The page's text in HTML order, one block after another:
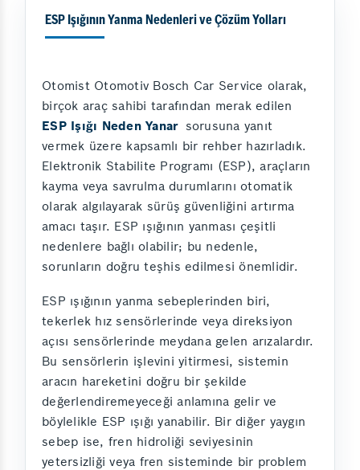
ESP Işığının Yanma Nedenleri ve Çözüm Yolları
Otomist Otomotiv Bosch Car Service olarak,
birçok araç sahibi tarafından merak edilen
ESP Işığı Neden Yanar sorusuna yanıt
vermek üzere kapsamlı bir rehber hazırladık.
Elektronik Stabilite Programı (ESP), araçların
kayma veya savrulma durumlarını otomatik
olarak algılayarak sürüş güvenliğini artırma
amacı taşır. ESP ışığının yanması çeşitli
nedenlere bağlı olabilir; bu nedenle,
sorunların doğru teşhis edilmesi önemlidir.
ESP ışığının yanma sebeplerinden biri,
tekerlek hız sensörlerinde veya direksiyon
açısı sensörlerinde meydana gelen arızalardır.
Bu sensörlerin işlevini yitirmesi, sistemin
aracın hareketini doğru bir şekilde
değerlendiremeyeceği anlamına gelir ve
böylelikle ESP ışığı yanabilir. Bir diğer yaygın
sebep ise, fren hidroliği seviyesinin
yetersizliği veya fren sisteminde bir problem